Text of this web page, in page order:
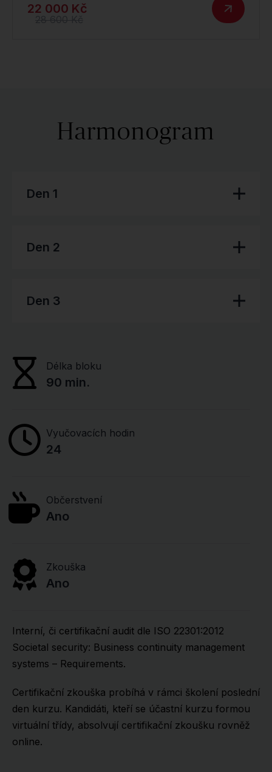
22 000 Kč
Harmonogram
Den 1
Den 2
Den 3
Délka bloku
90 min.
Vyučovacích hodin
24
Občerstvení
Ano
Zkouška
Ano
Interní, či certifikační audit dle ISO 22301:2012
Societal security: Business continuity management
systems – Requirements.
Certifikační zkouška probíhá v rámci školení poslední
den kurzu. Kandidáti, kteří se účastní kurzu formou
virtuální třídy, absolvují certifikační zkoušku rovněž
online.